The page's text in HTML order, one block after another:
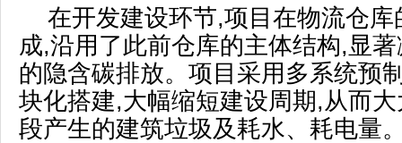
在开发建设环节,项目在物流仓
成,沿用了此前仓库的主体结构,显
的隐含碳排放。项目采用多系统预
块化搭建,大幅缩短建设周期,从而
段产生的建筑垃圾及耗水、耗电量